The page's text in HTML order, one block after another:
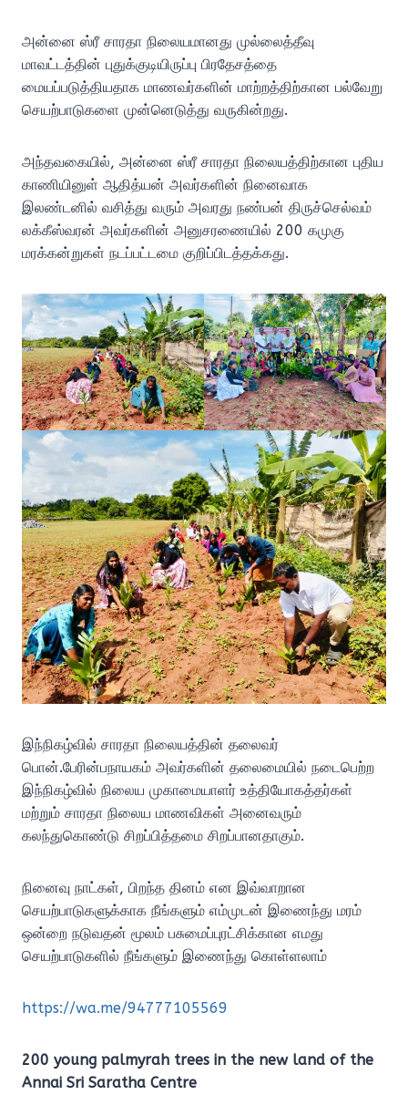
அன்னை ஸ்ரீ சாரதா நிலையமானது முல்லைத்தீவு
மாவட்டத்தின் புதுக்குடியிருப்பு பிரதேசத்தை
மையப்படுத்தியதாக மாணவர்களின் மாற்றத்திற்கான பல்வேறு
செயற்பாடுகளை முன்னெடுத்து வருகின்றது.
அந்தவகையில், அன்னை ஸ்ரீ சாரதா நிலையத்திற்கான புதிய
காணியினுள் ஆதித்யன் அவர்களின் நினைவாக
இலண்டனில் வசித்து வரும் அவரது நண்பன் திருச்செல்வம்
லக்கீஸ்வரன் அவர்களின் அனுசரணையில் 200 கமுகு
மரக்கன்றுகள் நடப்பட்டமை குறிப்பிடத்தக்கது.
இந்நிகழ்வில் சாரதா நிலையத்தின் தலைவர்
பொன்.பேரின்பநாயகம் அவர்களின் தலைமையில் நடைபெற்ற
இந்நிகழ்வில் நிலைய முகாமையாளர் உத்தியோகத்தர்கள்
மற்றும் சாரதா நிலைய மாணவிகள் அனைவரும்
கலந்துகொண்டு சிறப்பித்தமை சிறப்பானதாகும்.
நினைவு நாட்கள், பிறந்த தினம் என இவ்வாறான
செயற்பாடுகளுக்காக நீங்களும் எம்முடன் இணைந்து மரம்
ஒன்றை நடுவதன் மூலம் பசுமைப்புரட்சிக்கான எமது
செயற்பாடுகளில் நீங்களும் இணைந்து கொள்ளலாம்
https://wa.me/94777105569
200 young palmyrah trees in the new land of the
Annai Sri Saratha Centre